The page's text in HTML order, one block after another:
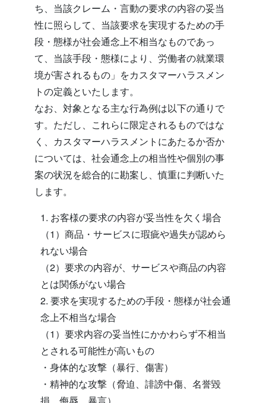
ち、当該クレーム・言動の要求の内容の妥当
性に照らして、当該要求を実現するための手
段・態様が社会通念上不相当なものであっ
て、当該手段・態様により、労働者の就業環
境が害されるもの」をカスタマーハラスメン
トの定義といたします。
なお、対象となる主な行為例は以下の通りで
す。ただし、これらに限定されるものではな
く、カスタマーハラスメントにあたるか否か
については、社会通念上の相当性や個別の事
案の状況を総合的に勘案し、慎重に判断いた
します。
1. お客様の要求の内容が妥当性を欠く場合
（1）商品・サービスに瑕疵や過失が認めら
れない場合
（2）要求の内容が、サービスや商品の内容
とは関係がない場合
2. 要求を実現するための手段・態様が社会通
念上不相当な場合
（1）要求内容の妥当性にかかわらず不相当
とされる可能性が高いもの
・身体的な攻撃（暴行、傷害）
・精神的な攻撃（脅迫、誹謗中傷、名誉毀
損、侮辱、暴言）